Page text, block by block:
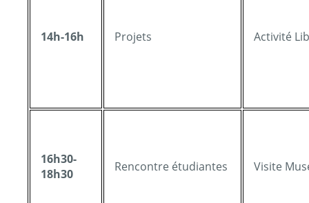
14h-16h Projets Activité
16h30-
18h30
Rencontre étudiantes Visite